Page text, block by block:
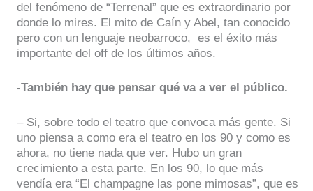
del fenómeno de “Terrenal” que es extraordinario por
donde lo mires. El mito de Caín y Abel, tan conocido
pero con un lenguaje neobarroco, es el éxito más
importante del off de los últimos años.
-También hay que pensar qué va a ver el público.
– Si, sobre todo el teatro que convoca más gente. Si
uno piensa a como era el teatro en los 90 y como es
ahora, no tiene nada que ver. Hubo un gran
crecimiento a esta parte. En los 90, lo que más
vendía era “El champagne las pone mimosas”, que es